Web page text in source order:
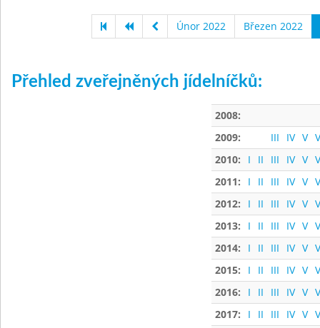
Únor 2022 Březen 2022
Přehled zveřejněných jídelníčků:
2008:
2009:
III IV V
2010:
I II III IV V
2011:
I II III IV V
2012:
I II III IV V
2013:
I II III IV V
2014:
I II III IV V
2015:
I II III IV V
2016:
I II III IV V
2017:
I II III IV V